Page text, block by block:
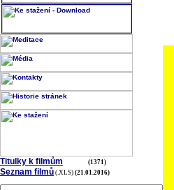
Titulky k filmům (1371)
Seznam filmů (.XLS) (21.01.2016)